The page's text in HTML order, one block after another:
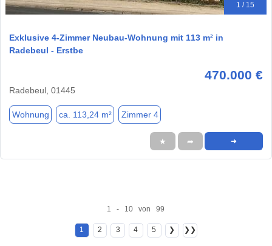
1 / 15
Exklusive 4-Zimmer Neubau-Wohnung mit 113 m² in
Radebeul - Erstbe
470.000 €
Radebeul, 01445
Wohnung ca. 113,24 m² Zimmer 4
★ ➦ ➜
1 - 10 von 99
1 2 3 4 5 ❯ ❯❯